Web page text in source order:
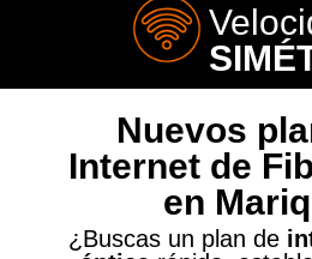
Nuevos
Internet de
en
¿Buscas un plan de